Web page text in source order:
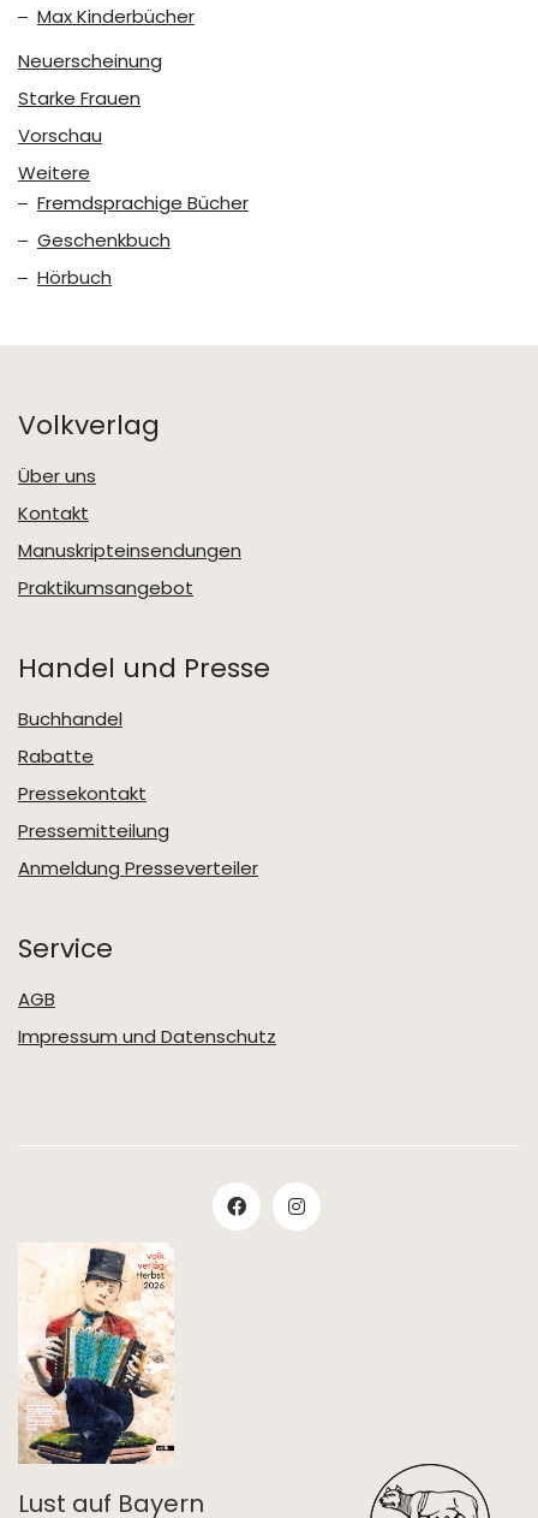
Max Kinderbücher
Neuerscheinung
Starke Frauen
Vorschau
Weitere
Fremdsprachige Bücher
Geschenkbuch
Hörbuch
Volkverlag
Über uns
Kontakt
Manuskripteinsendungen
Praktikumsangebot
Handel und Presse
Buchhandel
Rabatte
Pressekontakt
Pressemitteilung
Anmeldung Presseverteiler
Service
AGB
Impressum und Datenschutz
Lust auf Bayern